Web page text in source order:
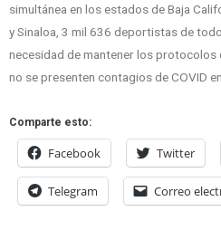
simultánea en los estados de Baja
y Sinaloa, 3 mil 636 deportistas de
necesidad de mantener los protocolos
no se presenten contagios de COVID
Comparte esto:
Facebook Twitter
Telegram Correo